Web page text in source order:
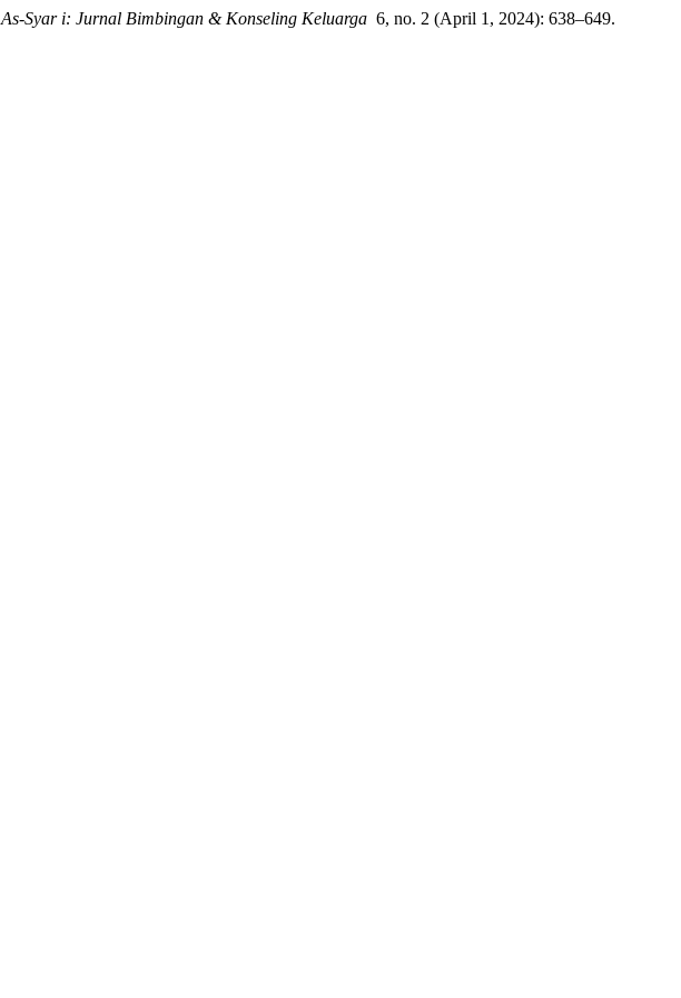
As-Syar i: Jurnal Bimbingan & Konseling Keluarga 6, no. 2 (April 1, 2024): 638–649.